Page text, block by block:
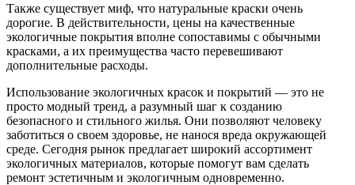
Также существует миф, что натуральные краски очень
дорогие. В действительности, цены на качественные
экологичные покрытия вполне сопоставимы с обычными
красками, а их преимущества часто перевешивают
дополнительные расходы.
Использование экологичных красок и покрытий — это не
просто модный тренд, а разумный шаг к созданию
безопасного и стильного жилья. Они позволяют человеку
заботиться о своем здоровье, не нанося вреда окружающей
среде. Сегодня рынок предлагает широкий ассортимент
экологичных материалов, которые помогут вам сделать
ремонт эстетичным и экологичным одновременно.